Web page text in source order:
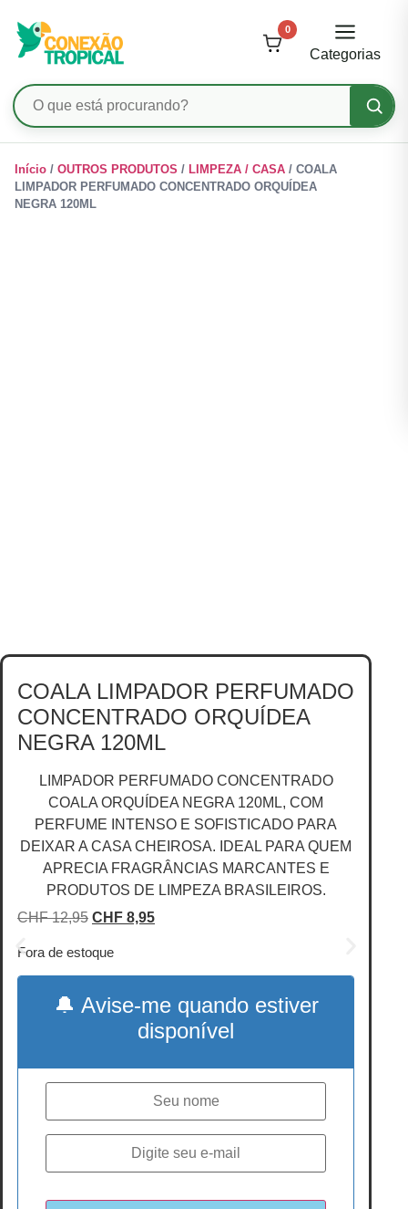
Pesquisar
produtos
0
Categorias
paraInício / OUTROS PRODUTOS / LIMPEZA / CASA / COALA
LIMPADOR PERFUMADO CONCENTRADO ORQUÍDEA
NEGRA 120ML
COALA LIMPADOR PERFUMADO
CONCENTRADO ORQUÍDEA
NEGRA 120ML
LIMPADOR PERFUMADO CONCENTRADO
COALA ORQUÍDEA NEGRA 120ML, COM
PERFUME INTENSO E SOFISTICADO PARA
DEIXAR A CASA CHEIROSA. IDEAL PARA QUEM
APRECIA FRAGRÂNCIAS MARCANTES E
PRODUTOS DE LIMPEZA BRASILEIROS.
CHF12,95 O
original
CHF 12,95.
CHF 8,95O
CHF 8,95.
Fora de estoque
🔔 Avise-me quando estiver
disponível